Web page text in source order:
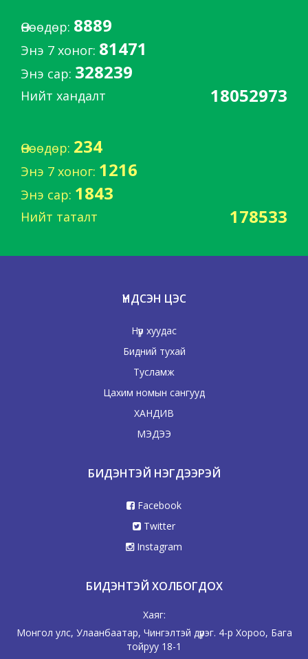
Өнөөдөр: 8889
Энэ 7 хоног: 81471
Энэ сар: 328239
Нийт хандалт 18052973
Өнөөдөр: 234
Энэ 7 хоног: 1216
Энэ сар: 1843
Нийт таталт 178533
ҮНДСЭН ЦЭС
Нүүр хуудас
Бидний тухай
Тусламж
Цахим номын сангууд
ХАНДИВ
МЭДЭЭ
БИДЭНТЭЙ НЭГДЭЭРЭЙ
Facebook
Twitter
Instagram
БИДЭНТЭЙ ХОЛБОГДОХ
Хаяг:
Монгол улс, Улаанбаатар, Чингэлтэй дүүрэг. 4-р Хороо, Бага
тойруу 18-1